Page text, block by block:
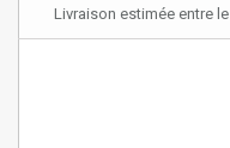
Livraison estimée entre le